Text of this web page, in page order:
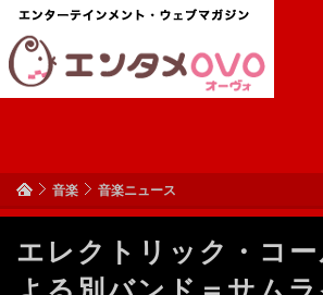
音楽 音楽ニュース
エレクトリック・コ